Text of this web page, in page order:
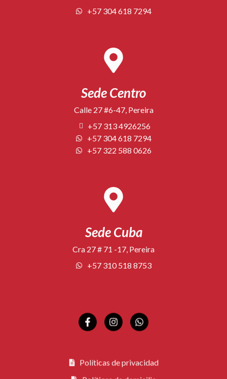
+57 304 618 7294
Sede Centro
Calle 27 #6-47, Pereira
+57 313 4926256
+57 304 618 7294
+57 322 588 0626
Sede Cuba
Cra 27 # 71 -17, Pereira
+57 310 518 8753
Políticas de privacidad